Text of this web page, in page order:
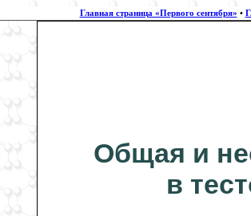
Главная страница «Первого сентября» •
Общая и
в